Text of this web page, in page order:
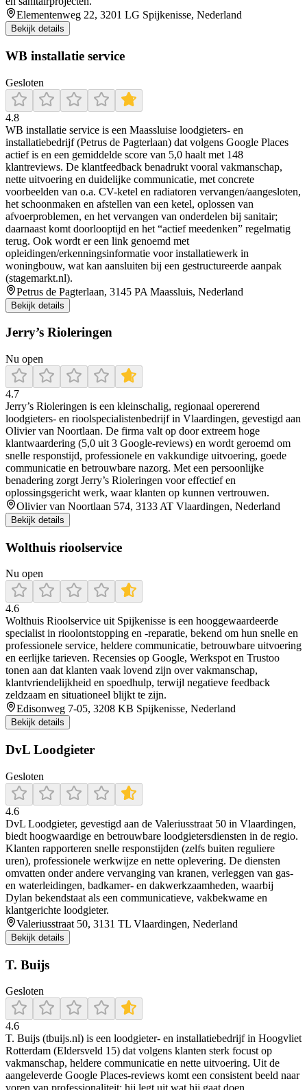
Elementenweg 22, 3201 LG Spijkenisse, Nederland
Bekijk details
WB installatie service
Gesloten
4.8
WB installatie service is een Maassluise loodgieters- en
installatiebedrijf (Petrus de Pagterlaan) dat volgens Google Places
actief is en een gemiddelde score van 5,0 haalt met 148
klantreviews. De klantfeedback benadrukt vooral vakmanschap,
nette uitvoering en duidelijke communicatie, met concrete
voorbeelden van o.a. CV-ketel en radiatoren vervangen/aangesloten,
het schoonmaken en afstellen van een ketel, oplossen van
afvoerproblemen, en het vervangen van onderdelen bij sanitair;
daarnaast komt doorlooptijd en het “actief meedenken” regelmatig
terug. Ook wordt er een link genoemd met
opleidingen/erkenningsinformatie voor installatiewerk in
woningbouw, wat kan aansluiten bij een gestructureerde aanpak
(stagemarkt.nl).
Petrus de Pagterlaan, 3145 PA Maassluis, Nederland
Bekijk details
Jerry’s Rioleringen
Nu open
4.7
Jerry’s Rioleringen is een kleinschalig, regionaal opererend
loodgieters- en rioolspecialistenbedrijf in Vlaardingen, gevestigd aan
Olivier van Noortlaan. De firma valt op door extreem hoge
klantwaardering (5,0 uit 3 Google-reviews) en wordt geroemd om
snelle responstijd, professionele en vakkundige uitvoering, goede
communicatie en betrouwbare nazorg. Met een persoonlijke
benadering zorgt Jerry’s Rioleringen voor effectief en
oplossingsgericht werk, waar klanten op kunnen vertrouwen.
Olivier van Noortlaan 574, 3133 AT Vlaardingen, Nederland
Bekijk details
Wolthuis rioolservice
Nu open
4.6
Wolthuis Rioolservice uit Spijkenisse is een hooggewaardeerde
specialist in rioolontstopping en -reparatie, bekend om hun snelle en
professionele service, heldere communicatie, betrouwbare uitvoering
en eerlijke tarieven. Recensies op Google, Werkspot en Trustoo
tonen aan dat klanten vaak lovend zijn over vakmanschap,
klantvriendelijkheid en spoedhulp, terwijl negatieve feedback
zeldzaam en situationeel blijkt te zijn.
Edisonweg 7-05, 3208 KB Spijkenisse, Nederland
Bekijk details
DvL Loodgieter
Gesloten
4.6
DvL Loodgieter, gevestigd aan de Valeriusstraat 50 in Vlaardingen,
biedt hoogwaardige en betrouwbare loodgietersdiensten in de regio.
Klanten rapporteren snelle responstijden (zelfs buiten reguliere
uren), professionele werkwijze en nette oplevering. De diensten
omvatten onder andere vervanging van kranen, verleggen van gas‑
en waterleidingen, badkamer‐ en dakwerkzaamheden, waarbij
Dylan bekendstaat als een communicatieve, vakbekwame en
klantgerichte loodgieter.
Valeriusstraat 50, 3131 TL Vlaardingen, Nederland
Bekijk details
T. Buijs
Gesloten
4.6
T. Buijs (tbuijs.nl) is een loodgieter- en installatiebedrijf in Hoogvliet
Rotterdam (Eldersveld 15) dat volgens klanten sterk focust op
vakmanschap, heldere communicatie en nette uitvoering. Uit de
aangeleverde Google Places-reviews komt een consistent beeld naar